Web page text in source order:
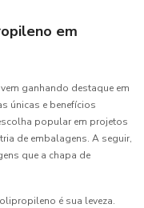
em
ganhando destaque em
únicas e benefícios
popular em projetos
de embalagens. A seguir,
que a chapa de
é sua leveza.